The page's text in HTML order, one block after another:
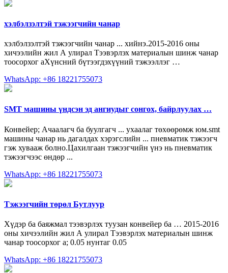
хэлбэлзэлтэй тэжээгчийн чанар
хэлбэлзэлтэй тэжээгчийн чанар ... хийнэ.2015-2016 оны
хичээлийн жил А улирал Тээвэрлэх материалын шинж чанар
тоосорхог aХүнсний бүтээгдэхүүний тэжээллэг …
WhatsApp: +86 18221755073
SMT машины үндсэн эд ангиудыг сонгох, байрлуулах …
Конвейер; Ачаалагч ба буулгагч ... ухаалаг төхөөрөмж юм.smt
машины чанар нь дагалдах хэрэгслийн ... пневматик тэжээгч
гэж хувааж болно.Цахилгаан тэжээгчийн үнэ нь пневматик
тэжээгчээс өндөр ...
WhatsApp: +86 18221755073
Тэжээгчийн төрөл Бутлуур
Хүдэр ба баяжмал тээвэрлэх туузан конвейер ба … 2015-2016
оны хичээлийн жил А улирал Тээвэрлэх материалын шинж
чанар тоосорхог a; 0.05 нунтаг 0.05
WhatsApp: +86 18221755073